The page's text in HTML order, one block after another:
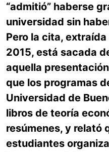
“admitió” haberse
universidad sin
Pero la cita,
2015, está sacada
aquella
que los programas
Universidad de
libros de teoría
resúmenes, y relató
estudiantes